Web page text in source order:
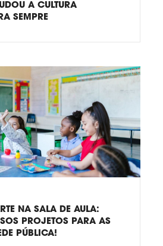
A CULTURA
SEMPRE
NA SALA DE AULA:
PROJETOS PARA AS
PÚBLICA!